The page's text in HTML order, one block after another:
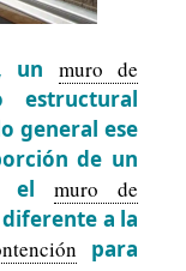
un muro de
general ese
de un
elmuro de
a la
para